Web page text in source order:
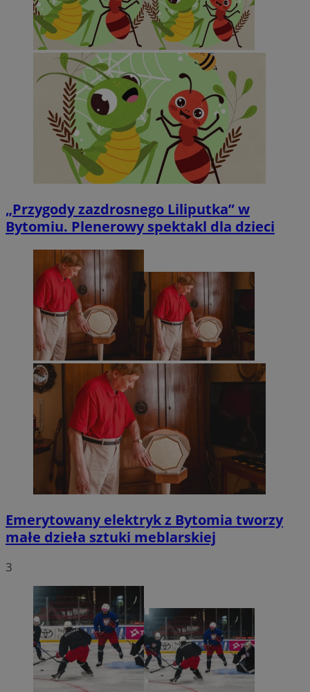
„Przygody zazdrosnego Liliputka” w
Bytomiu. Plenerowy spektakl dla dzieci
Emerytowany elektryk z Bytomia tworzy
małe dzieła sztuki meblarskiej
3